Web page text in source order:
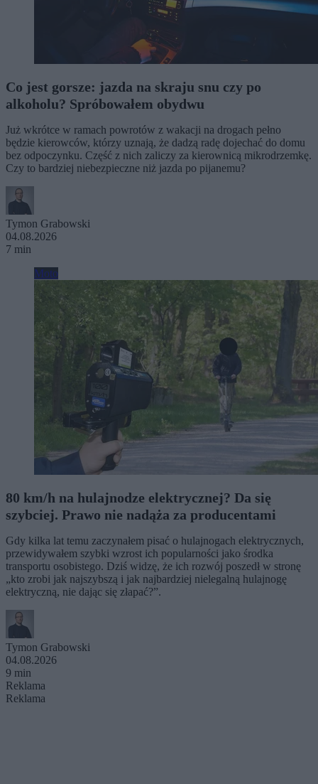
Co jest gorsze: jazda na skraju snu czy po
alkoholu? Spróbowałem obydwu
Już wkrótce w ramach powrotów z wakacji na drogach pełno
będzie kierowców, którzy uznają, że dadzą radę dojechać do domu
bez odpoczynku. Część z nich zaliczy za kierownicą mikrodrzemkę.
Czy to bardziej niebezpieczne niż jazda po pijanemu?
Tymon Grabowski
04.08.2026
7 min
Moto
80 km/h na hulajnodze elektrycznej? Da się
szybciej. Prawo nie nadąża za producentami
Gdy kilka lat temu zaczynałem pisać o hulajnogach elektrycznych,
przewidywałem szybki wzrost ich popularności jako środka
transportu osobistego. Dziś widzę, że ich rozwój poszedł w stronę
„kto zrobi jak najszybszą i jak najbardziej nielegalną hulajnogę
elektryczną, nie dając się złapać?”.
Tymon Grabowski
04.08.2026
9 min
Reklama
Reklama